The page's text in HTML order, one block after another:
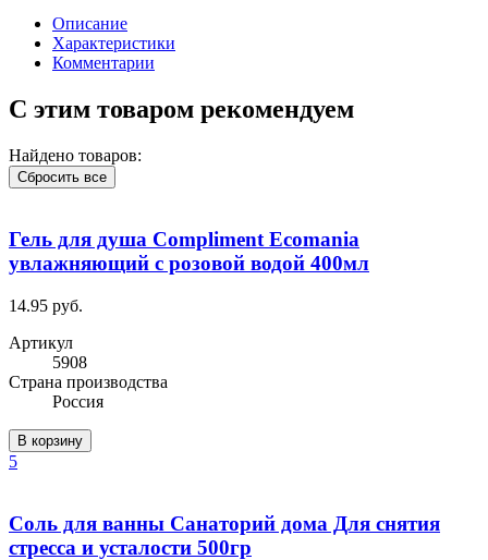
Описание
Характеристики
Комментарии
С этим товаром рекомендуем
Найдено товаров:
Сбросить все
Гель для душа Compliment Ecomania
увлажняющий с розовой водой 400мл
14.95 руб.
Артикул
5908
Cтрана производства
Россия
В корзину
5
Соль для ванны Санаторий дома Для снятия
стресса и усталости 500гр